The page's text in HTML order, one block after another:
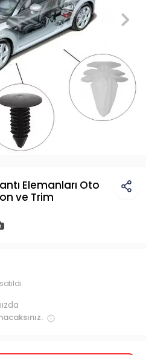
Elemanları Oto
ve Trim
satıldı.